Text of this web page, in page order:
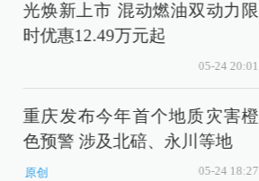
光焕新上市 混动燃油双动力限
时优惠12.49万元起
05-24 20:01
重庆发布今年首个地质灾害橙
色预警 涉及北碚、永川等地
原创 05-24 18:27